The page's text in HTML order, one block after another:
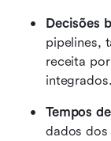
Decisões
pipelines,
receita
integrados.
Tempos
dados dos